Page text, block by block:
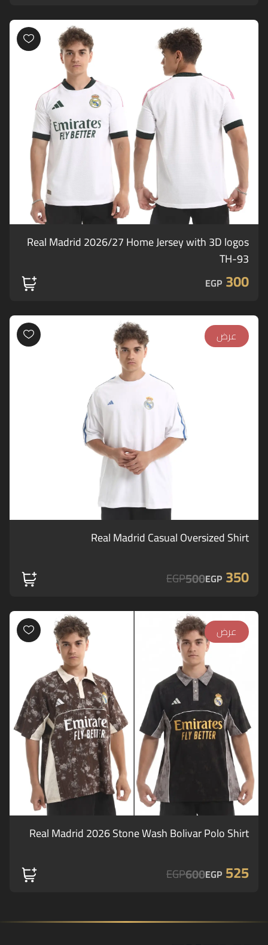
Real Madrid 2026/27 Home Jersey with 3D logos
TH-93
300
EGP
عرض
Real Madrid Casual Oversized Shirt
350
EGP
500
EGP
عرض
Real Madrid 2026 Stone Wash Bolivar Polo Shirt
525
EGP
600
EGP